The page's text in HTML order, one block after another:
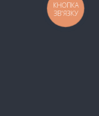
КНОПКА
ЗВ'ЯЗКУ